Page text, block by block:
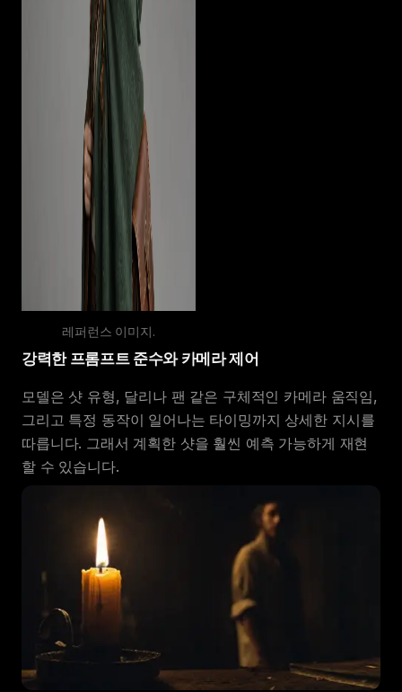
레퍼런스 이미지.
강력한 프롬프트 준수와 카메라 제어
모델은 샷 유형, 달리나 팬 같은 구체적인 카메라 움직임,
그리고 특정 동작이 일어나는 타이밍까지 상세한 지시를
따릅니다. 그래서 계획한 샷을 훨씬 예측 가능하게 재현
할 수 있습니다.